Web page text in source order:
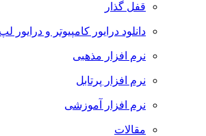
قفل گذار
دانلود درایور کامپیوتر و درایور
نرم افزار مذهبی
نرم افزار پرتابل
نرم افزار آموزشی
مقالات